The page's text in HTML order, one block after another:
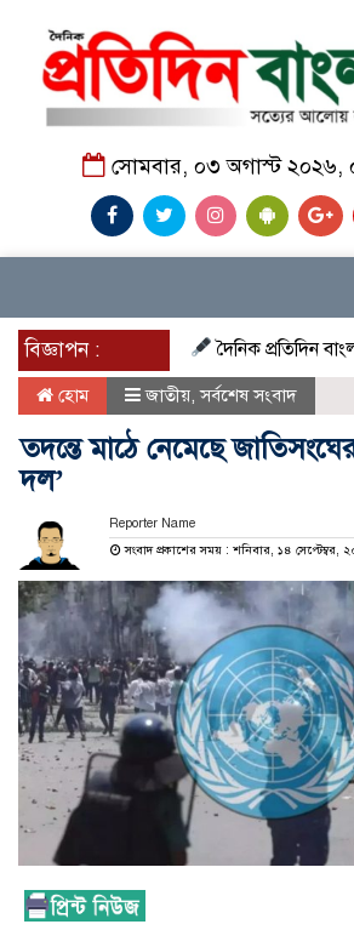
সোমবার, ০৩ অগাস্ট ২০২৬,
বিজ্ঞাপন :
দৈনিক প্রতিদিন
হোম জাতীয়,সর্বশেষ সংবাদ
তদন্তে মাঠে নেমেছে
দল’
Reporter Name
সংবাদ প্রকাশের সময় : শনিবার, ১৪ সেপ্টেম্বর,